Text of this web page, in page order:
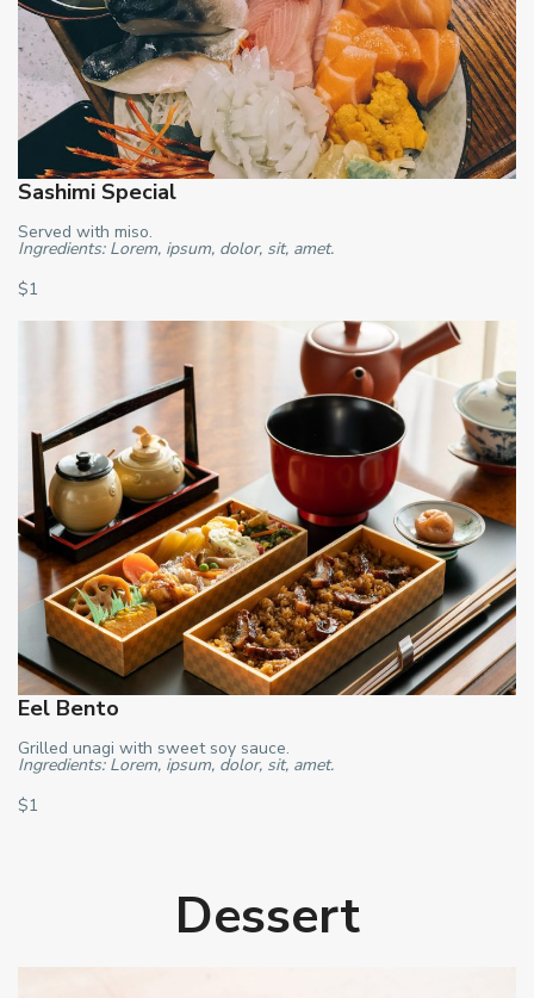
Sashimi Special
Served with miso.
Ingredients: Lorem, ipsum, dolor, sit, amet.
$1
Eel Bento
Grilled unagi with sweet soy sauce.
Ingredients: Lorem, ipsum, dolor, sit, amet.
$1
Dessert